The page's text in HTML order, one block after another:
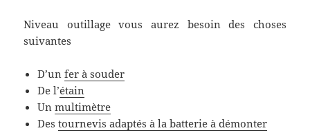
Niveau outillage vous aurez besoin des choses
suivantes
D’unfer à souder
De l’étain
Unmultimètre
Destournevis adaptés à la batterie à démonter